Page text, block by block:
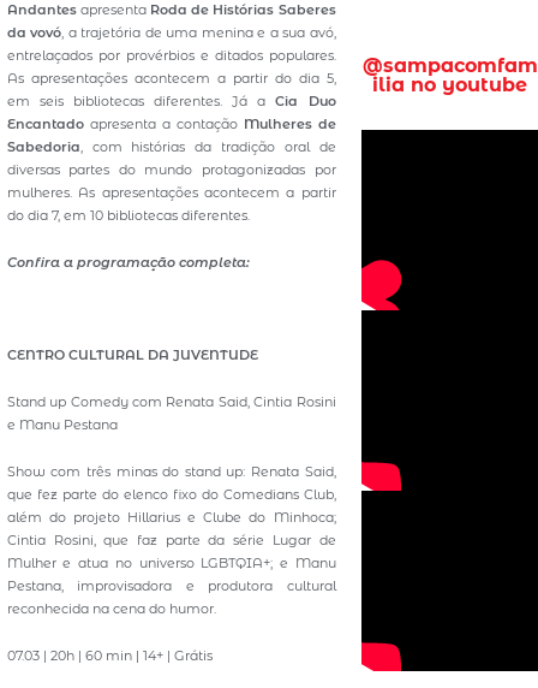
Andantesapresenta Roda de Histórias Saberes
da vovó, a trajetória de uma menina e a sua avó,
entrelaçados por provérbios e ditados populares.
As apresentações acontecem a partir do dia 5,
em seis bibliotecas diferentes. Já aCia Duo
Encantadoapresenta a contação Mulheres de
Sabedoria, com histórias da tradição oral de
diversas partes do mundo protagonizadas por
mulheres. As apresentações acontecem a partir
do dia 7, em 10 bibliotecas diferentes.
Confira a programação completa:
CENTRO CULTURAL DA JUVENTUDE
Stand up Comedy com Renata Said, Cintia Rosini
e Manu Pestana
Show com três minas do stand up: Renata Said,
que fez parte do elenco fixo do Comedians Club,
além do projeto Hillarius e Clube do Minhoca;
Cintia Rosini, que faz parte da série Lugar de
Mulher e atua no universo LGBTQIA+; e Manu
Pestana, improvisadora e produtora cultural
reconhecida na cena do humor.
07.03 | 20h | 60 min | 14+ | Grátis
@sampacomfam
ilia no youtube